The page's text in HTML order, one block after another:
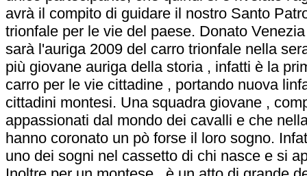
avrà il compito di guidare il nostro Santo
trionfale per le vie del paese. Donato
sarà l'auriga 2009 del carro trionfale nella
più giovane auriga della storia , infatti è la
carro per le vie cittadine , portando nuova
cittadini montesi. Una squadra giovane ,
appassionati dal mondo dei cavalli e che
hanno coronato un pò forse il loro sogno.
uno dei sogni nel cassetto di chi nasce e si